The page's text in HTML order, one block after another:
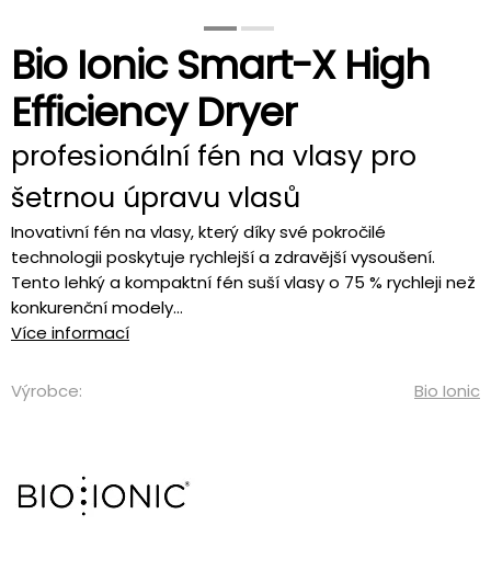
Bio Ionic Smart-X High
Efficiency Dryer
profesionální fén na vlasy pro
šetrnou úpravu vlasů
Inovativní fén na vlasy, který díky své pokročilé
technologii poskytuje rychlejší a zdravější vysoušení.
Tento lehký a kompaktní fén suší vlasy o 75 % rychleji než
konkurenční modely...
Více informací
Výrobce: Bio Ionic